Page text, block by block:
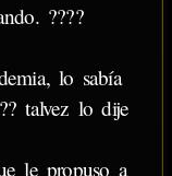
????
lo sabía
talvez lo dije
le propuso a